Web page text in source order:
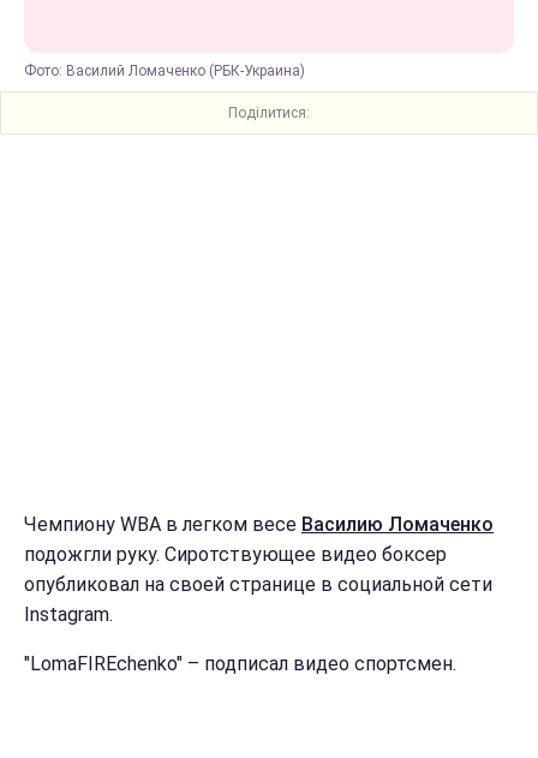
Фото: Василий Ломаченко (РБК-Украина)
Поділитися:
Чемпиону WBA в легком весе Василию Ломаченко
подожгли руку. Сиротствующее видео боксер
опубликовал на своей странице в социальной сети
Instagram.
"LomaFIREchenko" – подписал видео спортсмен.